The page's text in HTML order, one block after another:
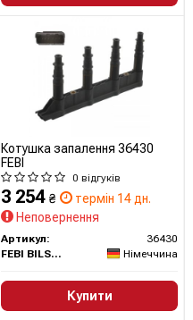
Котушка запалення 36430
FEBI
0 відгуків
3 254 ₴
термін 14 дн.
Неповернення
Артикул:
36430
FEBI BILSTEIN
Німеччина
Купити